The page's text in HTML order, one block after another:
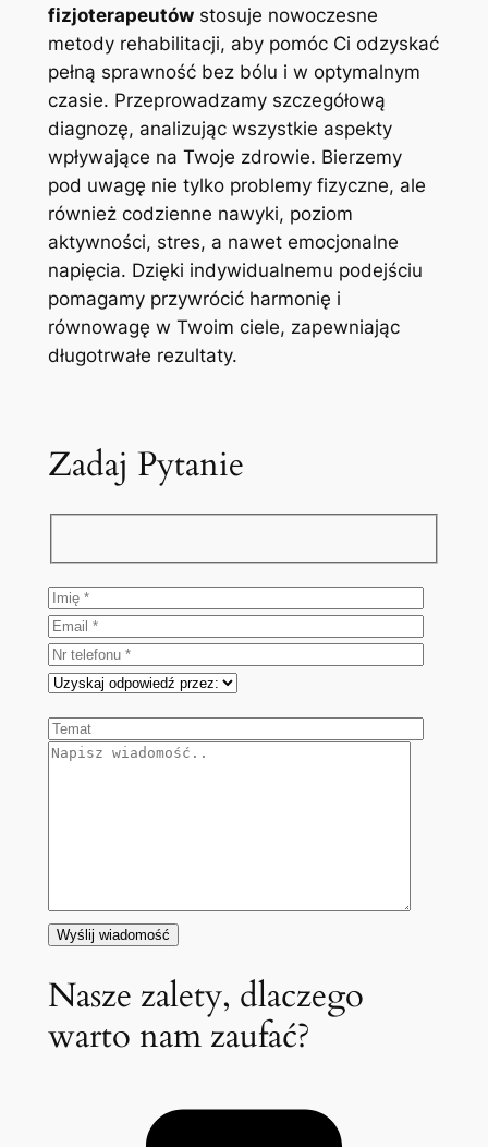
fizjoterapeutówstosuje nowoczesne
metody rehabilitacji, aby pomóc Ci odzyskać
pełną sprawność bez bólu i w optymalnym
czasie. Przeprowadzamy szczegółową
diagnozę, analizując wszystkie aspekty
wpływające na Twoje zdrowie. Bierzemy
pod uwagę nie tylko problemy fizyczne, ale
również codzienne nawyki, poziom
aktywności, stres, a nawet emocjonalne
napięcia. Dzięki indywidualnemu podejściu
pomagamy przywrócić harmonię i
równowagę w Twoim ciele, zapewniając
długotrwałe rezultaty.
Zadaj Pytanie
Nasze zalety, dlaczego
warto nam zaufać?